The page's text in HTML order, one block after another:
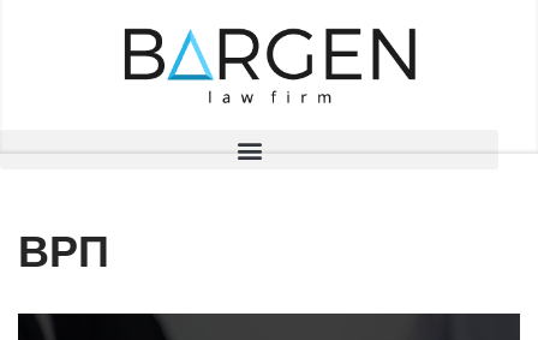
ВРП